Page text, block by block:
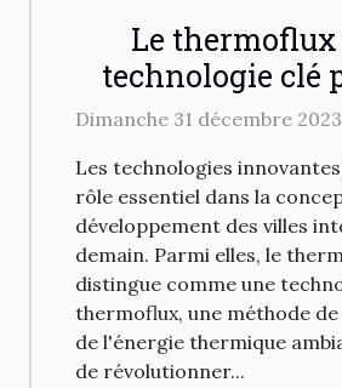
Le thermoflux
technologie clé
villes
Dimanche 31 décembre
Les technologies
rôle essentiel dans la
développement des villes
demain. Parmi elles, le
distingue comme une
thermoflux, une méthode
de l'énergie thermique
de révolutionner...